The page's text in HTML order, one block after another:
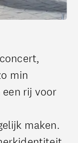
min
rij voor
maken.